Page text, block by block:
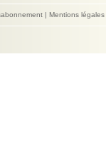
| Mentions légales